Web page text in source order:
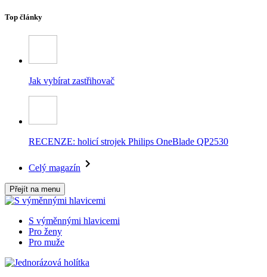
Top články
Jak vybírat zastřihovač
RECENZE: holicí strojek Philips OneBlade QP2530
Celý magazín
Přejít na menu
S výměnnými hlavicemi
Pro ženy
Pro muže